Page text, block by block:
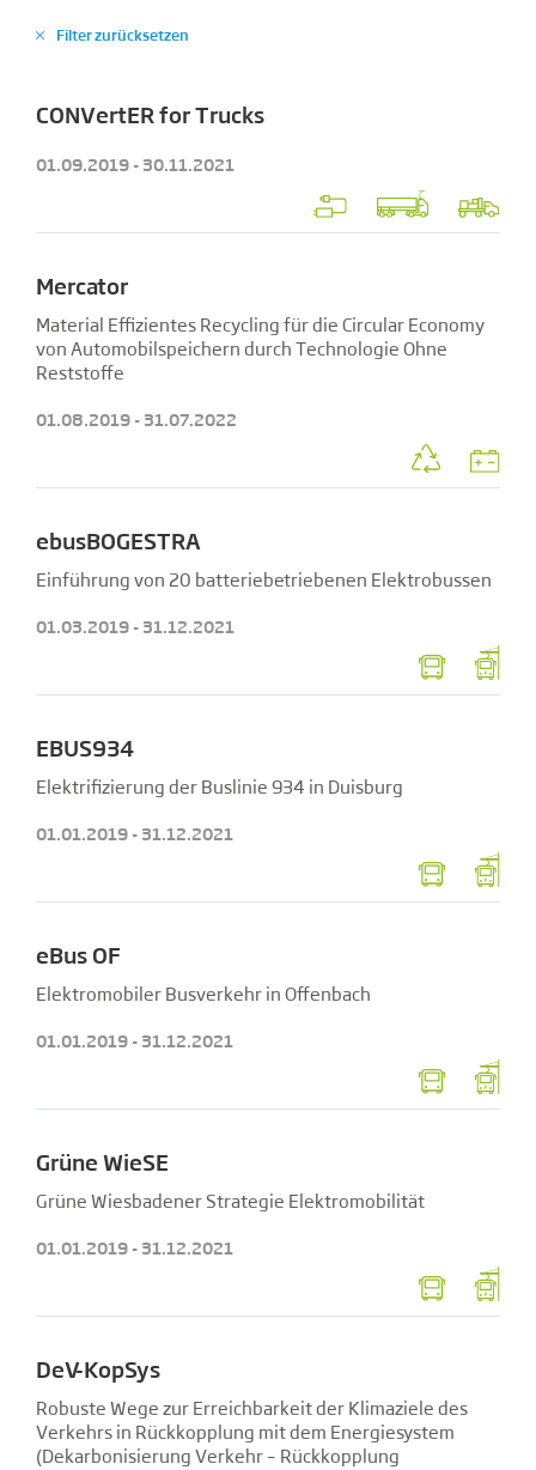
✕ Filter zurücksetzen
CONVertER for Trucks
01.09.2019 - 30.11.2021
Mercator
Material Effizientes Recycling für die Circular Economy
von Automobilspeichern durch Technologie Ohne
Reststoffe
01.08.2019 - 31.07.2022
ebusBOGESTRA
Einführung von 20 batteriebetriebenen Elektrobussen
01.03.2019 - 31.12.2021
EBUS934
Elektrifizierung der Buslinie 934 in Duisburg
01.01.2019 - 31.12.2021
eBus OF
Elektromobiler Busverkehr in Offenbach
01.01.2019 - 31.12.2021
Grüne WieSE
Grüne Wiesbadener Strategie Elektromobilität
01.01.2019 - 31.12.2021
DeV-KopSys
Robuste Wege zur Erreichbarkeit der Klimaziele des
Verkehrs in Rückkopplung mit dem Energiesystem
(Dekarbonisierung Verkehr – Rückkopplung